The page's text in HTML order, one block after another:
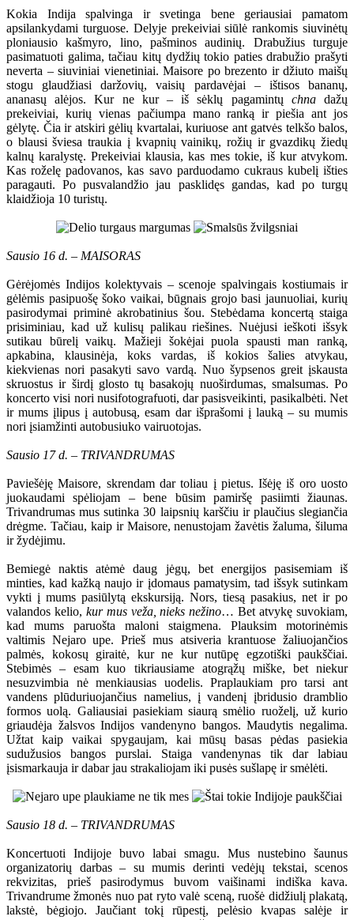
Kokia Indija spalvinga ir svetinga bene geriausiai pamatom
apsilankydami turguose. Delyje prekeiviai siūlė rankomis siuvinėtų
ploniausio kašmyro, lino, pašminos audinių. Drabužius turguje
pasimatuoti galima, tačiau kitų dydžių tokio paties drabužio prašyti
neverta – siuviniai vienetiniai. Maisore po brezento ir džiuto maišų
stogu glaudžiasi daržovių, vaisių pardavėjai – ištisos bananų,
ananasų alėjos. Kur ne kur – iš sėklų pagamintų chnadažų
prekeiviai, kurių vienas pačiumpa mano ranką ir piešia ant jos
gėlytę. Čia ir atskiri gėlių kvartalai, kuriuose ant gatvės telkšo balos,
o blausi šviesa traukia į kvapnių vainikų, rožių ir gvazdikų žiedų
kalnų karalystę. Prekeiviai klausia, kas mes tokie, iš kur atvykom.
Kas roželę padovanos, kas savo parduodamo cukraus kubelį išties
paragauti. Po pusvalandžio jau pasklidęs gandas, kad po turgų
klaidžioja 10 turistų.
Sausio 16 d. – MAISORAS
Gėrėjomės Indijos kolektyvais – scenoje spalvingais kostiumais ir
gėlėmis pasipuošę šoko vaikai, būgnais grojo basi jaunuoliai, kurių
pasirodymai priminė akrobatinius šou. Stebėdama koncertą staiga
prisiminiau, kad už kulisų palikau riešines. Nuėjusi ieškoti išsyk
sutikau būrelį vaikų. Mažieji šokėjai puola spausti man ranką,
apkabina, klausinėja, koks vardas, iš kokios šalies atvykau,
kiekvienas nori pasakyti savo vardą. Nuo šypsenos greit įskausta
skruostus ir širdį glosto tų basakojų nuoširdumas, smalsumas. Po
koncerto visi nori nusifotografuoti, dar pasisveikinti, pasikalbėti. Net
ir mums įlipus į autobusą, esam dar išprašomi į lauką – su mumis
nori įsiamžinti autobusiuko vairuotojas.
Sausio 17 d. – TRIVANDRUMAS
Paviešėję Maisore, skrendam dar toliau į pietus. Išėję iš oro uosto
juokaudami spėliojam – bene būsim pamiršę pasiimti žiaunas.
Trivandrumas mus sutinka 30 laipsnių karščiu ir plaučius slegiančia
drėgme. Tačiau, kaip ir Maisore, nenustojam žavėtis žaluma, šiluma
ir žydėjimu.
Bemiegė naktis atėmė daug jėgų, bet energijos pasisemiam iš
minties, kad kažką naujo ir įdomaus pamatysim, tad išsyk sutinkam
vykti į mums pasiūlytą ekskursiją. Nors, tiesą pasakius, net ir po
valandos kelio, kur mus veža, nieks nežino… Bet atvykę suvokiam,
kad mums paruošta maloni staigmena. Plauksim motorinėmis
valtimis Nejaro upe. Prieš mus atsiveria krantuose žaliuojančios
palmės, kokosų giraitė, kur ne kur nutūpę egzotiški paukščiai.
Stebimės – esam kuo tikriausiame atogrąžų miške, bet niekur
nesuzvimbia nė menkiausias uodelis. Praplaukiam pro tarsi ant
vandens plūduriuojančius namelius, į vandenį įbridusio dramblio
formos uolą. Galiausiai pasiekiam siaurą smėlio ruoželį, už kurio
griaudėja žalsvos Indijos vandenyno bangos. Maudytis negalima.
Užtat kaip vaikai spygaujam, kai mūsų basas pėdas pasiekia
sudužusios bangos purslai. Staiga vandenynas tik dar labiau
įsismarkauja ir dabar jau strakaliojam iki pusės sušlapę ir smėlėti.
Sausio 18 d. – TRIVANDRUMAS
Koncertuoti Indijoje buvo labai smagu. Mus nustebino šaunus
organizatorių darbas – su mumis derinti vedėjų tekstai, scenos
rekvizitas, prieš pasirodymus buvom vaišinami indiška kava.
Trivandrume žmonės nuo pat ryto valė sceną, ruošė didžiulį plakatą,
lakstė, bėgiojo. Jaučiant tokį rūpestį, pelėsio kvapas salėje ir